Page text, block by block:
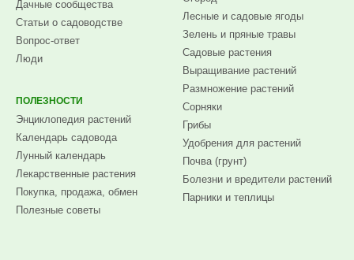
Дачные сообщества
Статьи о садоводстве
Вопрос-ответ
Люди
ПОЛЕЗНОСТИ
Энциклопедия растений
Календарь садовода
Лунный календарь
Лекарственные растения
Покупка, продажа, обмен
Полезные советы
Лесные и садовые ягоды
Зелень и пряные травы
Садовые растения
Выращивание растений
Размножение растений
Сорняки
Грибы
Удобрения для растений
Почва (грунт)
Болезни и вредители растений
Парники и теплицы